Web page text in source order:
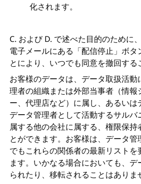
化されます。
C. および D. で述べた目的のために
電子メールにある「配信停止」ボタ
とにより、いつでも同意を撤回する
お客様のデータは、データ取扱活動
理者の組織または外部当事者（情
ー、代理店など）に属し、あるいは
データ管理者として活動するサル
属する他の会社に属する、権限保持
とができます。お客様は、データ
でもこれらの関係者の最新リストを
ます。いかなる場合においても、デ
られたり、移転されることはありま